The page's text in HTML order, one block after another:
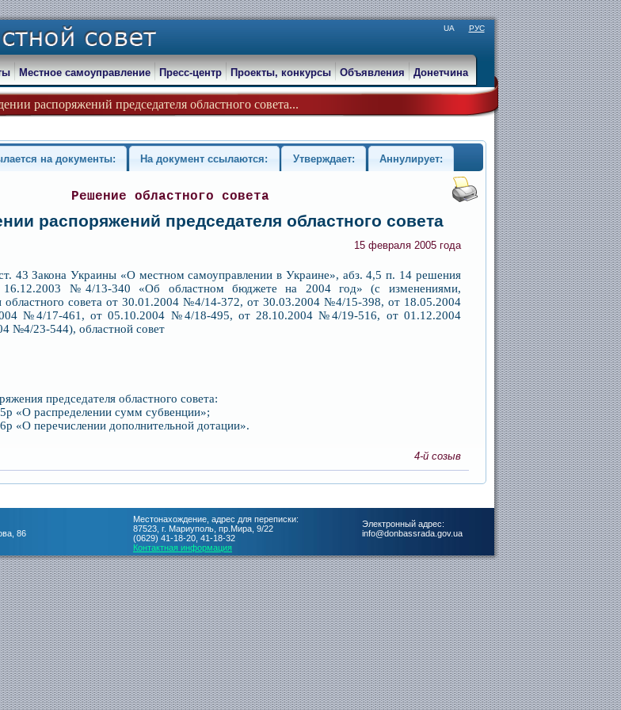
UA РУС
распоряжений председателя областного совета...
Местное самоуправление Пресс-центр Проекты, конкурсы Объявления Донетчина
на документы: На документ ссылаются: Утверждает: Аннулирует:
Решение областного совета
распоряжений председателя областного совета
15 февраля 2005 года
43 Закона Украины «О местном самоуправлении в Украине», абз. 4,5 п. 14 решения
16.12.2003 №4/13-340 «Об областном бюджете на 2004 год» (с изменениями,
совета от 30.01.2004 №4/14-372, от 30.03.2004 №4/15-398, от 18.05.2004
№4/17-461, от 05.10.2004 №4/18-495, от 28.10.2004 №4/19-516, от 01.12.2004
№4/23-544), областной совет
председателя областного совета:
«О распределении сумм субвенции»;
перечислении дополнительной дотации».
4-й созыв
86
Электронный адрес:
info@donbassrada.gov.ua
Местонахождение, адрес для переписки:
87523, г. Мариуполь, пр.Мира, 9/22
(0629) 41-18-20, 41-18-32
Контактная информация